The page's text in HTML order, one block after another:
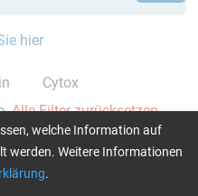
hier
Cytox
Alle Filter zurücksetzen
welche Information auf
werden. Weitere Informationen
.